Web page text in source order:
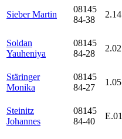
Sieber Martin
08145
84-38
2.14
Soldan
Yauheniya
08145
84-28
2.02
Stäringer
Monika
08145
84-27
1.05
Steinitz
Johannes
08145
84-40
E.01